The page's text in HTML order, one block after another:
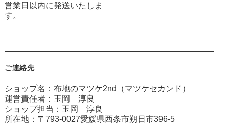
営業日以内に発送いたしま
す。
ご連絡先
ショップ名：布地のマツケ2nd（マツケセカンド）
運営責任者：玉岡 淳良
ショップ担当：玉岡 淳良
所在地：〒793-0027愛媛県西条市朔日市396-5